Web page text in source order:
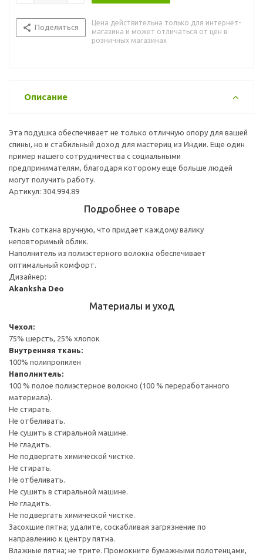
Поделиться
Цена действительна только для интернет-
магазина и может отличаться от цен в
розничных магазинах
Описание
Эта подушка обеспечивает не только отличную опору для вашей
спины, но и стабильный доход для мастериц из Индии. Еще один
пример нашего сотрудничества с социальными
предпринимателям, благодаря которому еще больше людей
могут получить работу.
Артикул: 304.994.89
Подробнее о товаре
Ткань соткана вручную, что придает каждому валику
неповторимый облик.
Наполнитель из полиэстерного волокна обеспечивает
оптимальный комфорт.
Дизайнер:
Akanksha Deo
Материалы и уход
Чехол:
75% шерсть, 25% хлопок
Внутренняя ткань:
100% полипропилен
Наполнитель:
100 % полое полиэстерное волокно (100 % переработанного
материала).
Не стирать.
Не отбеливать.
Не сушить в стиральной машине.
Не гладить.
Не подвергать химической чистке.
Не стирать.
Не отбеливать.
Не сушить в стиральной машине.
Не гладить.
Не подвергать химической чистке.
Засохшие пятна; удалите, соскабливая загрязнение по
направлению к центру пятна.
Влажные пятна; не трите. Промокните бумажными полотенцами,